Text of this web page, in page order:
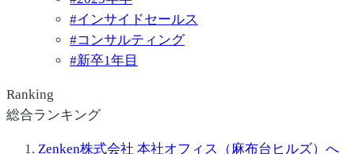
#インサイドセールス
#コンサルティング
#新卒1年目
Ranking
総合ランキング
Zenken株式会社 本社オフィス（麻布台ヒルズ）へ